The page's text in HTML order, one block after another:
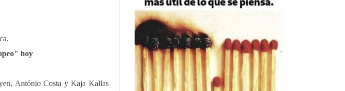
hoy
António Costa y Kaja Kallas